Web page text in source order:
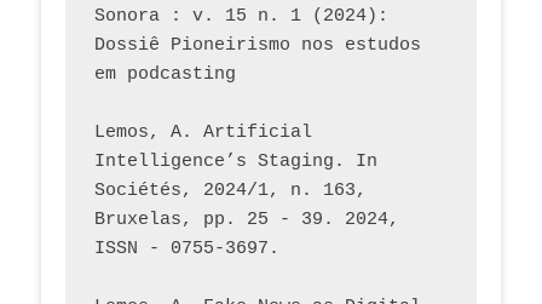
Sonora : v. 15 n. 1 (2024):
Dossiê Pioneirismo nos estudos
em podcasting
Lemos, A. Artificial
Intelligence’s Staging. In
Sociétés, 2024/1, n. 163,
Bruxelas, pp. 25 - 39. 2024,
ISSN - 0755-3697.